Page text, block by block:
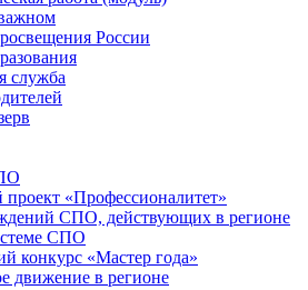
России
служба
«Профессионалитет»
СПО, действующих в регионе
СПО
конкурс «Мастер года»
движение в регионе